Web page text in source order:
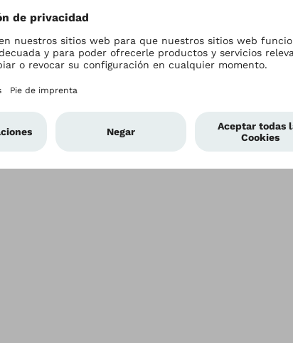
Terms and Conditions Términos y Condiciones